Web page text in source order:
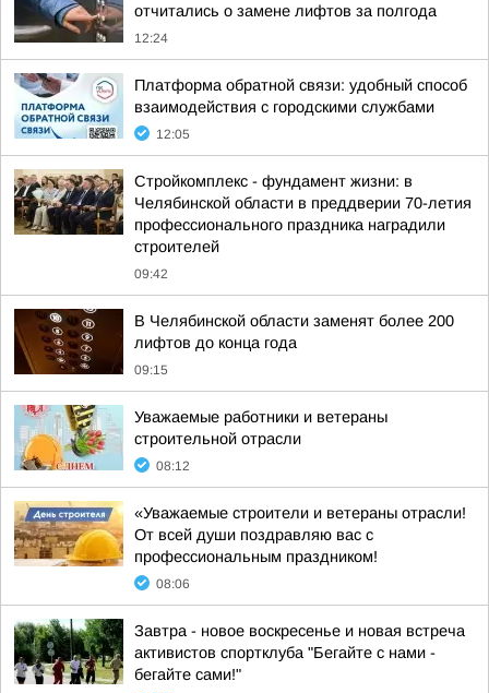
отчитались о замене лифтов за полгода
12:24
Платформа обратной связи: удобный способ
взаимодействия с городскими службами
12:05
Стройкомплекс - фундамент жизни: в
Челябинской области в преддверии 70-летия
профессионального праздника наградили
строителей
09:42
В Челябинской области заменят более 200
лифтов до конца года
09:15
Уважаемые работники и ветераны
строительной отрасли
08:12
«Уважаемые строители и ветераны отрасли!
От всей души поздравляю вас с
профессиональным праздником!
08:06
Завтра - новое воскресенье и новая встреча
активистов спортклуба "Бегайте с нами -
бегайте сами!"